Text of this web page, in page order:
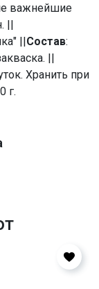
важнейшие
||
||Состав:
||
Хранить при
г.